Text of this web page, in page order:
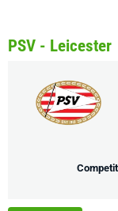
PSV - Leicester